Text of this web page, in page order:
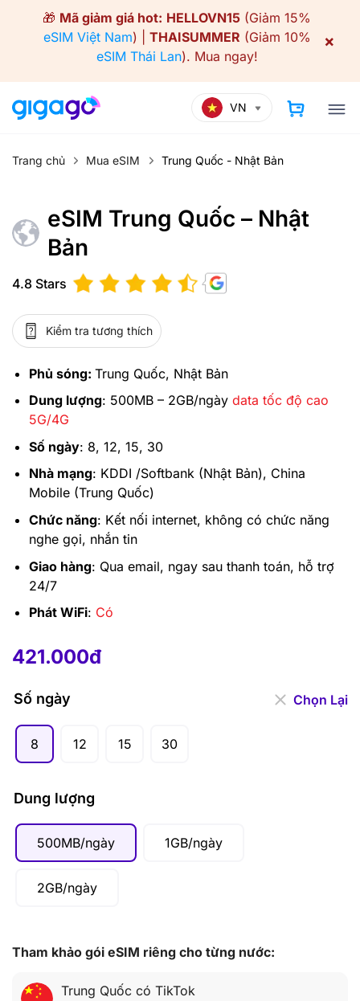
🎁 Mã giảm giá hot: HELLOVN15 (Giảm 15%
eSIM Việt Nam) | THAISUMMER (Giảm 10%
eSIM Thái Lan). Mua ngay!
×
VN
Trang chủ Mua eSIM Trung Quốc - Nhật Bản
eSIM Trung Quốc – Nhật
Bản
4.8 Stars
Kiểm tra tương thích
Phủ sóng: Trung Quốc, Nhật Bản
Dung lượng: 500MB – 2GB/ngàydata tốc độ cao
5G/4G
Số ngày: 8, 12, 15, 30
Nhà mạng: KDDI /Softbank (Nhật Bản), China
Mobile (Trung Quốc)
Chức năng: Kết nối internet, không có chức năng
nghe gọi, nhắn tin
Giao hàng: Qua email, ngay sau thanh toán, hỗ trợ
24/7
Phát WiFi: Có
421.000đ–
Số ngày
8 12 15 30
Dung lượng
500MB/ngày 1GB/ngày
2GB/ngày
Chọn Lại
421.000đ
Tham khảo gói eSIM riêng cho từng nước:
Trung Quốc có TikTok